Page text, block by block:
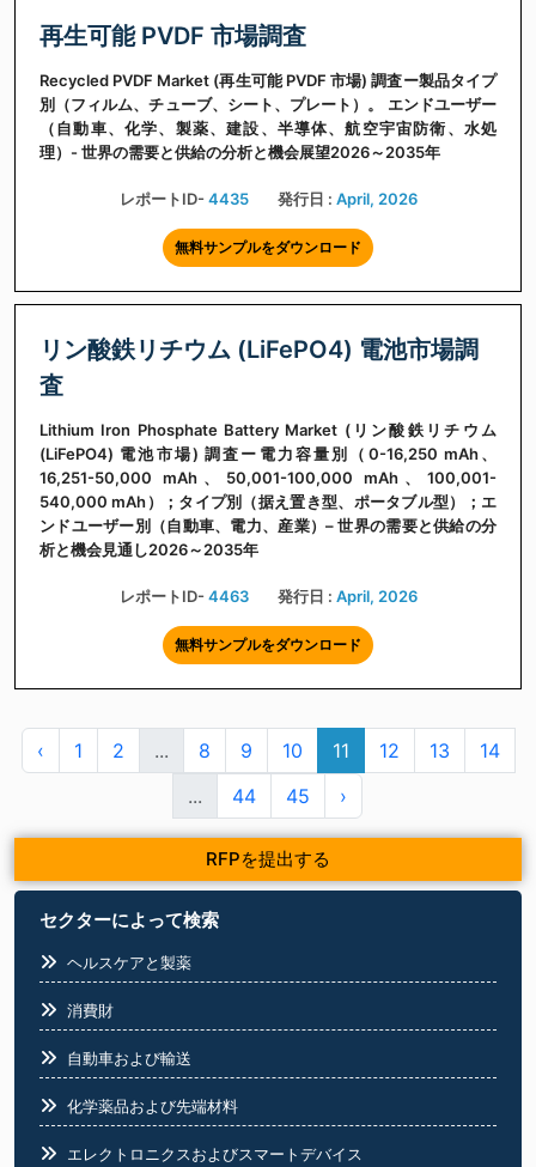
再生可能 PVDF 市場調査
Recycled PVDF Market (再生可能 PVDF 市場) 調査ー製品タイプ
別（フィルム、チューブ、シート、プレート）。 エンドユーザー
（自動車、化学、製薬、建設、半導体、航空宇宙防衛、水処
理）- 世界の需要と供給の分析と機会展望2026～2035年
レポートID-4435 発行日 : April, 2026
無料サンプルをダウンロード
リン酸鉄リチウム (LiFePO4) 電池市場調
査
Lithium Iron Phosphate Battery Market (リン酸鉄リチウム
(LiFePO4) 電池市場) 調査ー電力容量別（0-16,250 mAh、
16,251-50,000 mAh、50,001-100,000 mAh、100,001-
540,000 mAh）；タイプ別（据え置き型、ポータブル型）；エ
ンドユーザー別（自動車、電力、産業）– 世界の需要と供給の分
析と機会見通し2026～2035年
レポートID-4463 発行日 : April, 2026
無料サンプルをダウンロード
‹ 1 2 ... 8 9 10 11 12 13
14
...
44 45 ›
RFPを提出する
セクターによって検索
ヘルスケアと製薬
消費財
自動車および輸送
化学薬品および先端材料
エレクトロニクスおよびスマートデバイス